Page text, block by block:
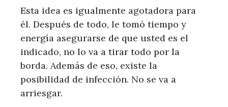
Esta idea es igualmente agotadora para
él. Después de todo, le tomó tiempo y
energía asegurarse de que usted es el
indicado, no lo va a tirar todo por la
borda. Además de eso, existe la
posibilidad de infección. No se va a
arriesgar.